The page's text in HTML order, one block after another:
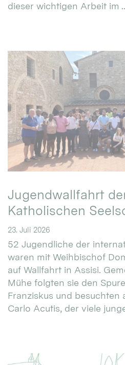
dieser wichtigen Arbeit im
Jugendwallfahrt
Katholischen
23. Juli 2026
52 Jugendliche der
waren mit Weihbischof
auf Wallfahrt in Assisi.
Mühe folgten sie den
Franziskus und besuchten
Carlo Acutis, der viele